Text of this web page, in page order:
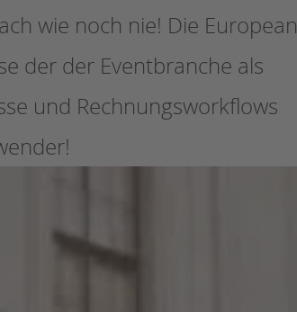
wie noch nie! Die European
der der Eventbranche als
und Rechnungsworkflows